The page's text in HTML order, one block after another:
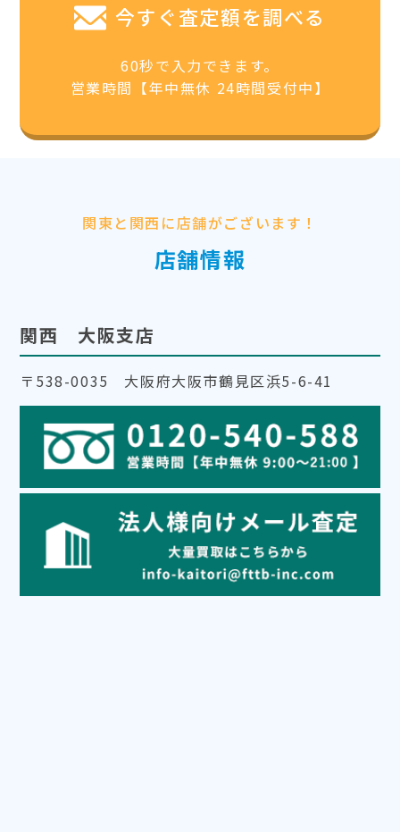
今すぐ査定額を調べる
60秒で入力できます。
営業時間【年中無休 24時間受付中】
関東と関西に店舗がございます！
店舗情報
関西 大阪支店
〒538-0035 大阪府大阪市鶴見区浜5-6-41